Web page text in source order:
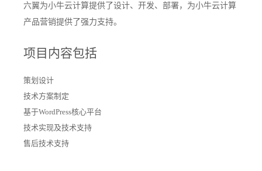
六翼为小牛云计算提供了设计、开发、部署，为小牛云计算
产品营销提供了强力支持。
项目内容包括
策划设计
技术方案制定
基于WordPress核心平台
技术实现及技术支持
售后技术支持